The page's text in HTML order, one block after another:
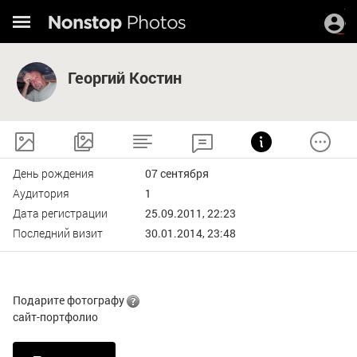
Георгий Костин
День рождения
07 сентября
Аудитория
1
Дата регистрации
25.09.2011, 22:23
Последний визит
30.01.2014, 23:48
Подарите фотографу
сайт-портфолио